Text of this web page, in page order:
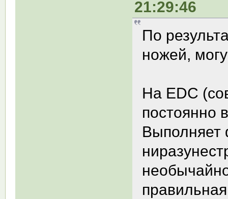
21:29:46
По
ножей,
На EDC
постоянно
Выполняет